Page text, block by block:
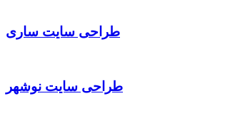
طراحی سایت ساری
طراحی سایت نوشهر